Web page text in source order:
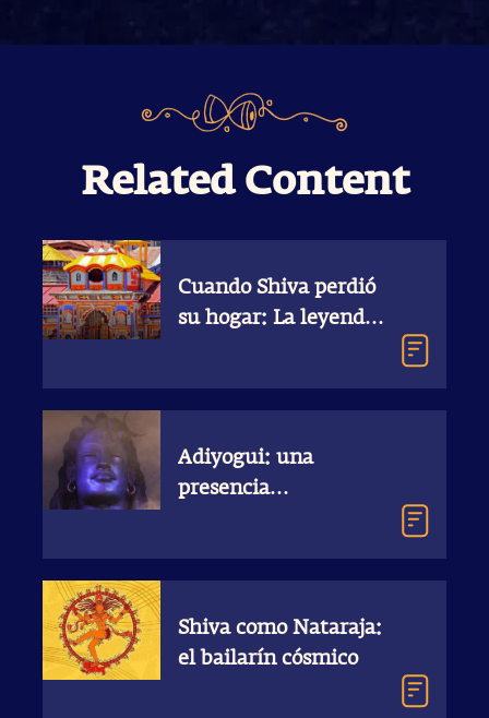
Related Content
Cuando Shiva perdió
su hogar: La leyenda
Adiyogui: una
presencia
Shiva como Nataraja:
el bailarín cósmico